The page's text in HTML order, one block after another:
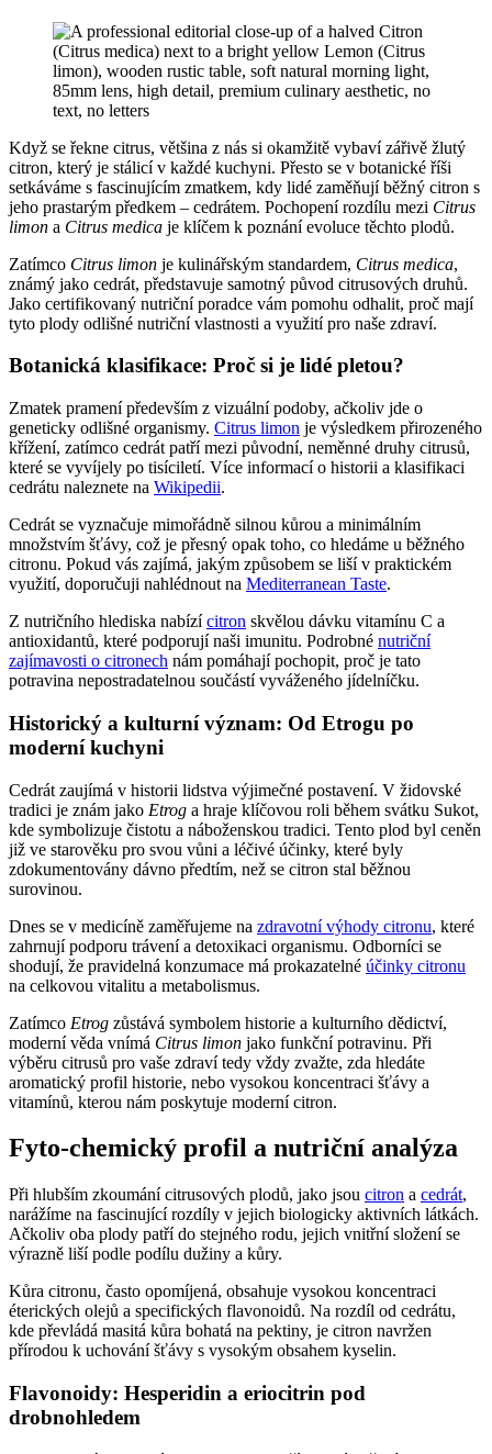
Když se řekne citrus, většina z nás si okamžitě vybaví zářivě žlutý
citron, který je stálicí v každé kuchyni. Přesto se v botanické říši
setkáváme s fascinujícím zmatkem, kdy lidé zaměňují běžný citron s
jeho prastarým předkem – cedrátem. Pochopení rozdílu mezi Citrus
limon a Citrus medica je klíčem k poznání evoluce těchto plodů.
Zatímco Citrus limon je kulinářským standardem, Citrus medica,
známý jako cedrát, představuje samotný původ citrusových druhů.
Jako certifikovaný nutriční poradce vám pomohu odhalit, proč mají
tyto plody odlišné nutriční vlastnosti a využití pro naše zdraví.
Botanická klasifikace: Proč si je lidé pletou?
Zmatek pramení především z vizuální podoby, ačkoliv jde o
geneticky odlišné organismy. Citrus limon je výsledkem přirozeného
křížení, zatímco cedrát patří mezi původní, neměnné druhy citrusů,
které se vyvíjely po tisíciletí. Více informací o historii a klasifikaci
cedrátu naleznete na Wikipedii.
Cedrát se vyznačuje mimořádně silnou kůrou a minimálním
množstvím šťávy, což je přesný opak toho, co hledáme u běžného
citronu. Pokud vás zajímá, jakým způsobem se liší v praktickém
využití, doporučuji nahlédnout na Mediterranean Taste.
Z nutričního hlediska nabízícitron skvělou dávku vitamínu C a
antioxidantů, které podporují naši imunitu. Podrobné nutriční
zajímavosti o citronech nám pomáhají pochopit, proč je tato
potravina nepostradatelnou součástí vyváženého jídelníčku.
Historický a kulturní význam: Od Etrogu po
moderní kuchyni
Cedrát zaujímá v historii lidstva výjimečné postavení. V židovské
tradici je znám jako Etrog a hraje klíčovou roli během svátku Sukot,
kde symbolizuje čistotu a náboženskou tradici. Tento plod byl ceněn
již ve starověku pro svou vůni a léčivé účinky, které byly
zdokumentovány dávno předtím, než se citron stal běžnou
surovinou.
Dnes se v medicíně zaměřujeme na zdravotní výhody citronu, které
zahrnují podporu trávení a detoxikaci organismu. Odborníci se
shodují, že pravidelná konzumace má prokazatelné účinky citronu
na celkovou vitalitu a metabolismus.
Zatímco Etrog zůstává symbolem historie a kulturního dědictví,
moderní věda vnímá Citrus limon jako funkční potravinu. Při
výběru citrusů pro vaše zdraví tedy vždy zvažte, zda hledáte
aromatický profil historie, nebo vysokou koncentraci šťávy a
vitamínů, kterou nám poskytuje moderní citron.
Fyto-chemický profil a nutriční analýza
Při hlubším zkoumání citrusových plodů, jako jsou citron a cedrát,
narážíme na fascinující rozdíly v jejich biologicky aktivních látkách.
Ačkoliv oba plody patří do stejného rodu, jejich vnitřní složení se
výrazně liší podle podílu dužiny a kůry.
Kůra citronu, často opomíjená, obsahuje vysokou koncentraci
éterických olejů a specifických flavonoidů. Na rozdíl od cedrátu,
kde převládá masitá kůra bohatá na pektiny, je citron navržen
přírodou k uchování šťávy s vysokým obsahem kyselin.
Flavonoidy: Hesperidin a eriocitrin pod
drobnohledem